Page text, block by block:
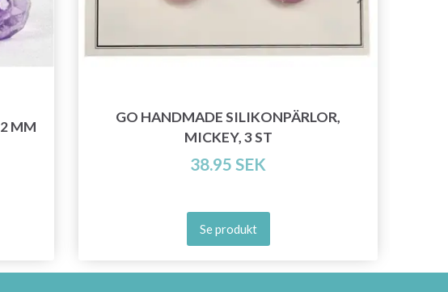
MM
GO HANDMADE SILIKONPÄRLOR,
MICKEY, 3 ST
38.95 SEK
Se produkt